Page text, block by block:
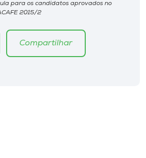
para os candidatos aprovados no
2015/2
Compartilhar